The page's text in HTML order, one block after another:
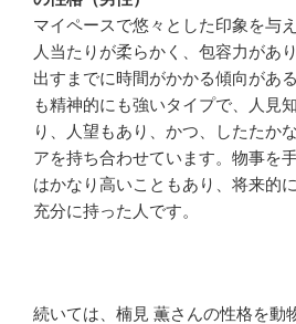
マイペースで悠々とした印象を与
人当たりが柔らかく、包容力があ
出すまでに時間がかかる傾向があ
も精神的にも強いタイプで、人見
り、人望もあり、かつ、したたか
アを持ち合わせています。物事を
はかなり高いこともあり、将来的
充分に持った人です。
続いては、楠見 薫さんの性格を動